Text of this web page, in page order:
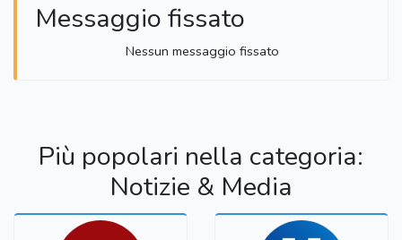
Messaggio fissato
Nessun messaggio fissato
Più popolari nella categoria:
Notizie & Media